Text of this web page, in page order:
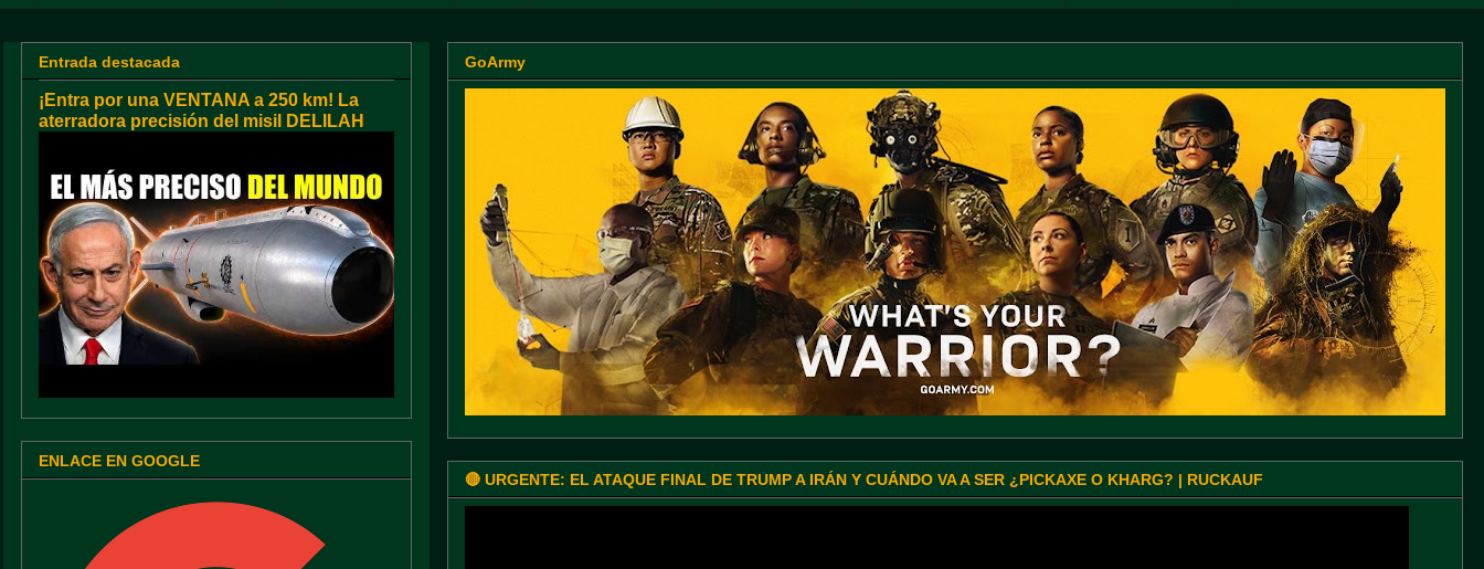
GoArmy
🔴 URGENTE: EL ATAQUE FINAL DE TRUMP A IRÁN Y CUÁNDO VA A SER ¿PICKAXE O KHARG? | RUCKAUF
Entrada destacada
¡Entra por una VENTANA a 250 km! La
aterradora precisión del misil DELILAH
ENLACE EN GOOGLE